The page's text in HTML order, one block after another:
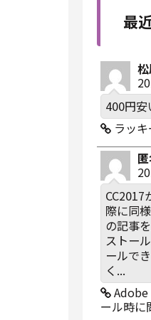
最
400円
ラッ
CC2017
際に同
の記事
ストー
ールで
く...
Adobe
ール時に